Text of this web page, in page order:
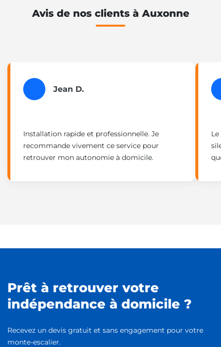
Avis de nos clients à Auxonne
Jean D.
Installation rapide et professionnelle. Je
recommande vivement ce service pour
retrouver mon autonomie à domicile.
Prêt à retrouver votre
indépendance à domicile ?
Recevez un devis gratuit et sans engagement pour votre
monte-escalier.